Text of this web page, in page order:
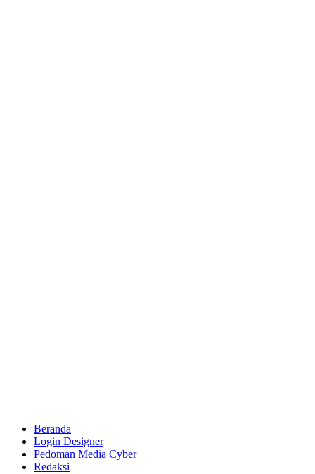
Beranda
Login Designer
Pedoman Media Cyber
Redaksi